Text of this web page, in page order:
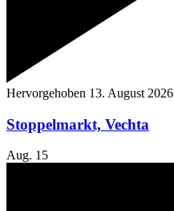
Hervorgehoben 13. August 2026
Stoppelmarkt, Vechta
Aug. 15